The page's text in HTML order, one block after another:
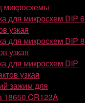
микросхемы
для микросхем DIP 6
узкая
для микросхем DIP 8
узкая
для микросхем DIP
узкая
зажим для
18650 CR123A